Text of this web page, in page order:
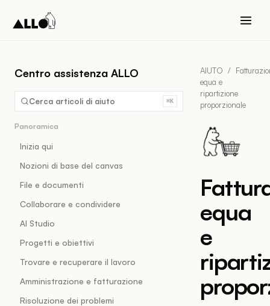
Centro assistenza ALLO
Cerca articoli di aiuto ⌘K
Panoramica
Inizia qui
Nozioni di base del canvas
File e documenti
Collaborare e condividere
AI Studio
Progetti e obiettivi
Trovare e recuperare il lavoro
Amministrazione e fatturazione
Risoluzione dei problemi
AIUTO /
equa e
ripartizione
proporzionale
equa
e